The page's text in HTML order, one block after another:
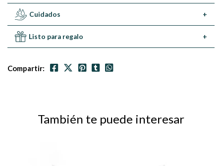
Cuidados +
Listo para regalo +
Compartir:
También te puede interesar